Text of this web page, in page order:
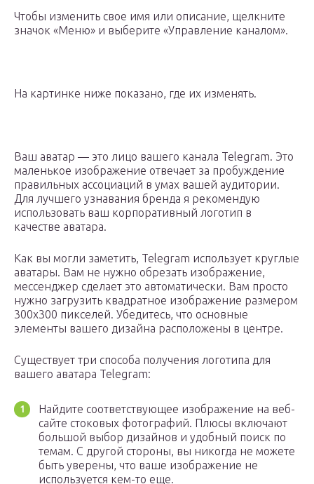
Чтобы изменить свое имя или описание, щелкните
значок «Меню» и выберите «Управление каналом».
На картинке ниже показано, где их изменять.
Ваш аватар — это лицо вашего канала Telegram. Это
маленькое изображение отвечает за пробуждение
правильных ассоциаций в умах вашей аудитории.
Для лучшего узнавания бренда я рекомендую
использовать ваш корпоративный логотип в
качестве аватара.
Как вы могли заметить, Telegram использует круглые
аватары. Вам не нужно обрезать изображение,
мессенджер сделает это автоматически. Вам просто
нужно загрузить квадратное изображение размером
300х300 пикселей. Убедитесь, что основные
элементы вашего дизайна расположены в центре.
Существует три способа получения логотипа для
вашего аватара Telegram:
Найдите соответствующее изображение на веб-
сайте стоковых фотографий. Плюсы включают
большой выбор дизайнов и удобный поиск по
темам. С другой стороны, вы никогда не можете
быть уверены, что ваше изображение не
используется кем-то еще.